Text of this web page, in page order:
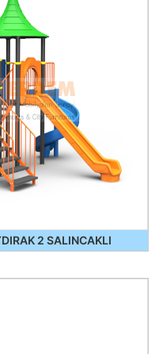
2 SALINCAKLI